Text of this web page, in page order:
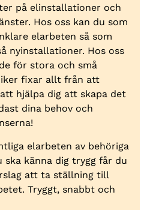
på elinstallationer och
Hos oss kan du som
elarbeten så som
nyinstallationer. Hos oss
för stora och små
fixar allt från att
hjälpa dig att skapa det
dina behov och
elarbeten av behöriga
känna dig trygg får du
att ta ställning till
Tryggt, snabbt och